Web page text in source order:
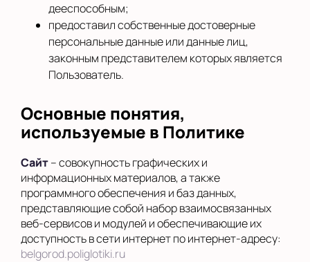
дееспособным;
предоставил собственные достоверные
персональные данные или данные лиц,
законным представителем которых является
Пользователь.
Основные понятия,
используемые в Политике
Сайт– совокупность графических и
информационных материалов, а также
программного обеспечения и баз данных,
представляющие собой набор взаимосвязанных
веб-сервисов и модулей и обеспечивающие их
доступность в сети интернет по интернет-адресу:
belgorod.poliglotiki.ru